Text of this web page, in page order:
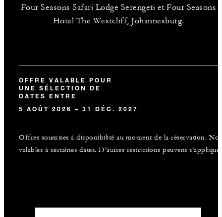
Four Seasons Safari Lodge Serengeti et Four Seasons
Hotel The Westcliff, Johannesburg.
OFFRE VALABLE POUR
UNE SÉLECTION DE
DATES ENTRE
5 AOÛT 2026 – 31 DÉC. 2027
Offres soumises à disponibilité au moment de la réservation.
valables à certaines dates. D’autres restrictions peuvent